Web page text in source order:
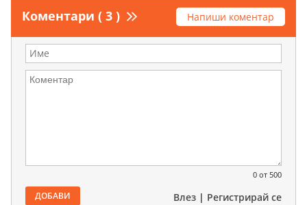
Коментари ( 3 ) Напиши коментар
0 от 500
ДОБАВИ Влез | Регистрирай се